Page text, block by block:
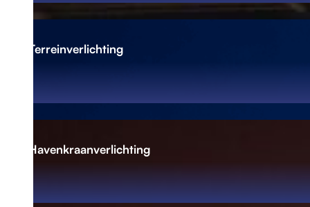
Terreinverlichting
Havenkraanverlichting